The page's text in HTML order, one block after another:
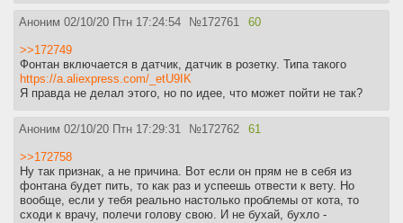
Аноним 02/10/20 Птн 17:24:54 №172761 60
>>172749
Фонтан включается в датчик, датчик в розетку. Типа такого
https://a.aliexpress.com/_etU9IK
Я правда не делал этого, но по идее, что может пойти не так?
Аноним 02/10/20 Птн 17:29:31 №172762 61
>>172758
Ну так признак, а не причина. Вот если он прям не в себя из
фонтана будет пить, то как раз и успеешь отвести к вету. Но
вообще, если у тебя реально настолько проблемы от кота, то
сходи к врачу, полечи голову свою. И не бухай, бухло -